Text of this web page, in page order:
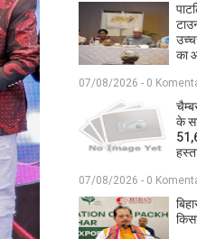
का
07/08/2026 - 0
के
07/08/2026 - 0